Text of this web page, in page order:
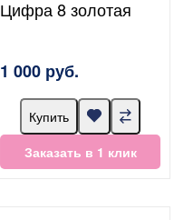
Цифра 8 золотая
1 000 руб.
Купить
Заказать в 1 клик